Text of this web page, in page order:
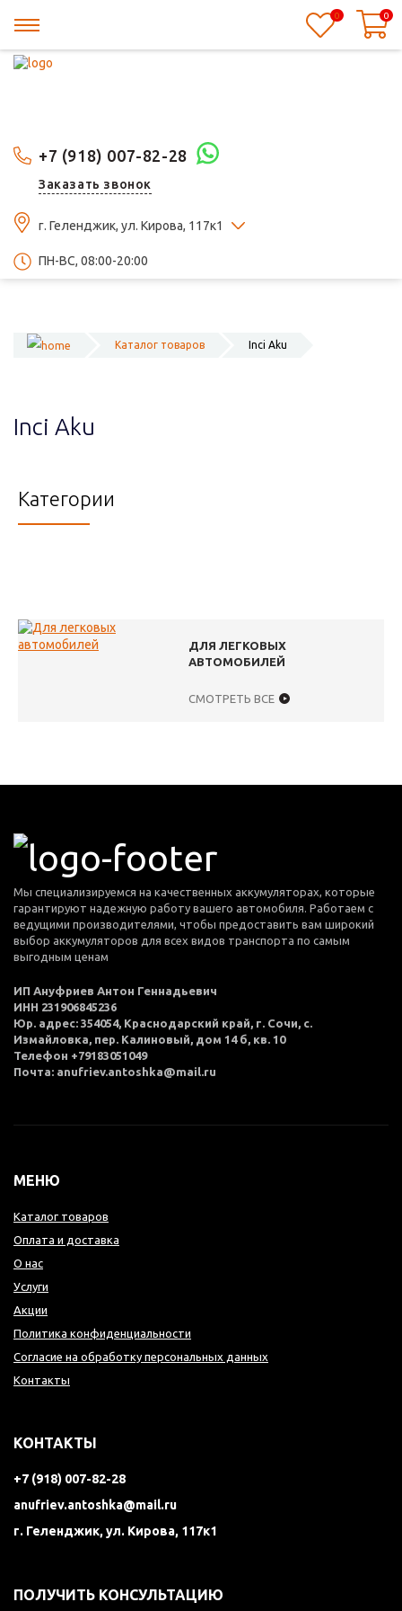
+7 (918) 007-82-28
Заказать звонок
г. Геленджик, ул. Кирова, 117к1
ПН-ВС, 08:00-20:00
0 0
Каталог товаров Inci Aku
Inci Aku
Категории
ДЛЯ ЛЕГКОВЫХ
АВТОМОБИЛЕЙ
СМОТРЕТЬ ВСЕ
Мы специализируемся на качественных аккумуляторах, которые
гарантируют надежную работу вашего автомобиля. Работаем с
ведущими производителями, чтобы предоставить вам широкий
выбор аккумуляторов для всех видов транспорта по самым
выгодным ценам
ИП Ануфриев Антон Геннадьевич
ИНН 231906845236
Юр. адрес: 354054, Краснодарский край, г. Сочи, с.
Измайловка, пер. Калиновый, дом 14 б, кв. 10
Телефон +79183051049
Почта: anufriev.antoshka@mail.ru
МЕНЮ
Каталог товаров
Оплата и доставка
О нас
Услуги
Акции
Политика конфиденциальности
Согласие на обработку персональных данных
Контакты
КОНТАКТЫ
+7 (918) 007-82-28
anufriev.antoshka@mail.ru
г. Геленджик, ул. Кирова, 117к1
ПОЛУЧИТЬ КОНСУЛЬТАЦИЮ